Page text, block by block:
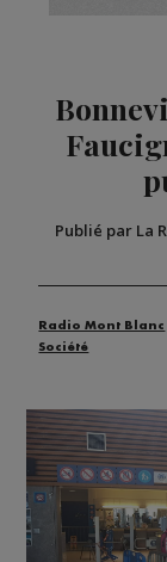
Publié par La
Radio Mont Blanc
Société